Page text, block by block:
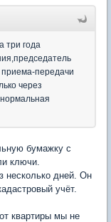
три года
приема-передачи
через
бумажку с
ключи.
несколько дней. Он
учёт.
квартиры мы не